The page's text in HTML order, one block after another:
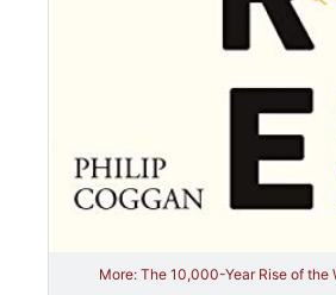
More: The 10,000-Year Rise of the